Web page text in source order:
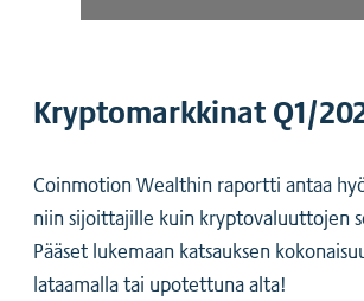
Kryptomarkkinat Q1/
Coinmotion Wealthin raportti antaa
niin sijoittajille kuin kryptovaluuttojen
Pääset lukemaan katsauksen
lataamalla tai upotettuna alta!